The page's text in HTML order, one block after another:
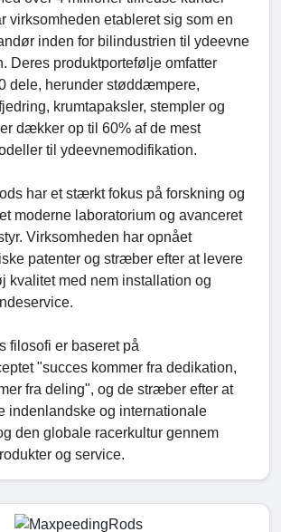
virksomheden etableret sig som en
inden for bilindustrien til ydeevne
Deres produktportefølje omfatter
dele, herunder støddæmpere,
krumtapaksler, stempler og
dækker op til 60% af de mest
til ydeevnemodifikation.
har et stærkt fokus på forskning og
moderne laboratorium og avanceret
Virksomheden har opnået
patenter og stræber efter at levere
kvalitet med nem installation og
filosofi er baseret på
"succes kommer fra dedikation,
fra deling", og de stræber efter at
indenlandske og internationale
den globale racerkultur gennem
og service.